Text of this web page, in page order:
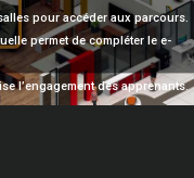
pour accéder aux parcours.
permet de compléter le e-
l’engagement des apprenants.